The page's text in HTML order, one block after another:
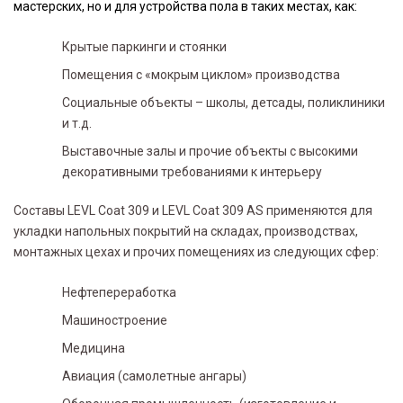
мастерских, но и для устройства пола в таких местах, как:
Крытые паркинги и стоянки
Помещения с «мокрым циклом» производства
Социальные объекты – школы, детсады, поликлиники
и т.д.
Выставочные залы и прочие объекты с высокими
декоративными требованиями к интерьеру
Составы LEVL Coat 309 и LEVL Coat 309 AS применяются для
укладки напольных покрытий на складах, производствах,
монтажных цехах и прочих помещениях из следующих сфер:
Нефтепереработка
Машиностроение
Медицина
Авиация (самолетные ангары)